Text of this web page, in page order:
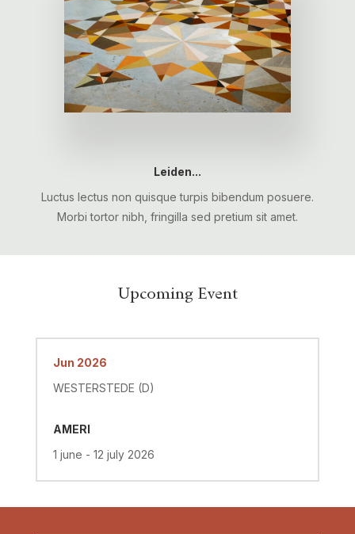
Leiden...
Luctus lectus non quisque turpis bibendum posuere.
Morbi tortor nibh, fringilla sed pretium sit amet.
Upcoming Event
Jun 2026
WESTERSTEDE (D)
AMERI
1 june - 12 july 2026